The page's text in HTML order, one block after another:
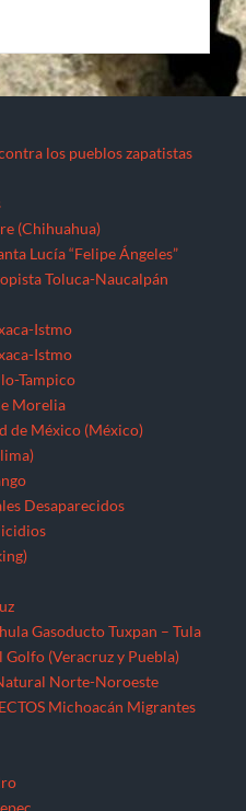
los pueblos zapatistas
(Chihuahua)
Lucía “Felipe Ángeles”
Toluca-Naucalpán
Istmo
Istmo
Tampico
Morelia
de México (México)
Desaparecidos
Gasoducto Tuxpan – Tula
(Veracruz y Puebla)
Norte-Noroeste
Michoacán Migrantes